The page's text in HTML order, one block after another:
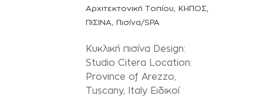
Αρχιτεκτονική Τοπίου, ΚΗΠΟΣ,
ΠΙΣΙΝΑ, Πισίνα/SPA
Κυκλική πισίνα Design:
Studio Citera Location:
Province of Arezzo,
Tuscany, Italy Ειδικοί